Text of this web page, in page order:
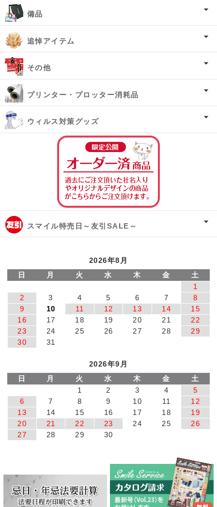
備品
追悼アイテム
その他
プリンター・プロッター消耗品
ウィルス対策グッズ
スマイル特売日～友引SALE～
2026年8月
日
月 火 水 木 金
土
1
2
3 4 5 6 7
8
9
10 11 12 13 14
15
16
17 18 19 20 21
22
23
24 25 26 27 28
29
30
31
2026年9月
日
月 火 水 木 金
土
1
2 3 4
5
6
7 8 9 10 11
12
13
14 15 16 17 18
19
20
21 22 23 24 25
26
27
28 29 30